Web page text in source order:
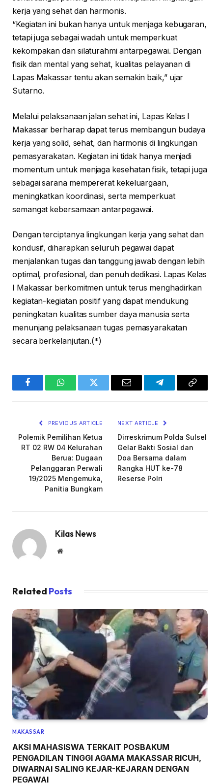
kerja yang sehat dan harmonis.
“Kegiatan ini bukan hanya untuk menjaga kebugaran,
tetapi juga sebagai wadah untuk memperkuat
kekompakan dan silaturahmi antarpegawai. Dengan
fisik dan mental yang sehat, kualitas pelayanan di
Lapas Makassar tentu akan semakin baik,” ujar
Sutarno.
Melalui pelaksanaan jalan sehat ini, Lapas Kelas I
Makassar berharap dapat terus membangun budaya
kerja yang solid, sehat, dan harmonis di lingkungan
pemasyarakatan. Kegiatan ini tidak hanya menjadi
momentum untuk menjaga kesehatan fisik, tetapi juga
sebagai sarana mempererat kekeluargaan,
meningkatkan koordinasi, serta memperkuat
semangat kebersamaan antarpegawai.
Dengan terciptanya lingkungan kerja yang sehat dan
kondusif, diharapkan seluruh pegawai dapat
menjalankan tugas dan tanggung jawab dengan lebih
optimal, profesional, dan penuh dedikasi. Lapas Kelas
I Makassar berkomitmen untuk terus menghadirkan
kegiatan-kegiatan positif yang dapat mendukung
peningkatan kualitas sumber daya manusia serta
menunjang pelaksanaan tugas pemasyarakatan
secara berkelanjutan.(*)
FacebookWhatsAppTwitter Email TelegramCopy
PREVIOUS ARTICLE
Polemik Pemilihan Ketua
RT 02 RW 04 Kelurahan
Berua: Dugaan
Pelanggaran Perwali
19/2025 Mengemuka,
Panitia Bungkam
NEXT ARTICLE
Dirreskrimum Polda Sulsel
Gelar Bakti Sosial dan
Doa Bersama dalam
Rangka HUT ke-78
Reserse Polri
Kilas News
Website
Related Posts
MAKASSAR
AKSI MAHASISWA TERKAIT POSBAKUM
PENGADILAN TINGGI AGAMA MAKASSAR RICUH,
DIWARNAI SALING KEJAR-KEJARAN DENGAN
PEGAWAI